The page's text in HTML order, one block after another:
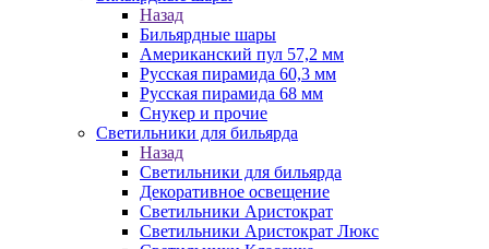
Назад
Бильярдные шары
Американский пул 57,2 мм
Русская пирамида 60,3 мм
Русская пирамида 68 мм
Снукер и прочие
Светильники для бильярда
Назад
Светильники для бильярда
Декоративное освещение
Светильники Аристократ
Светильники Аристократ Люкс